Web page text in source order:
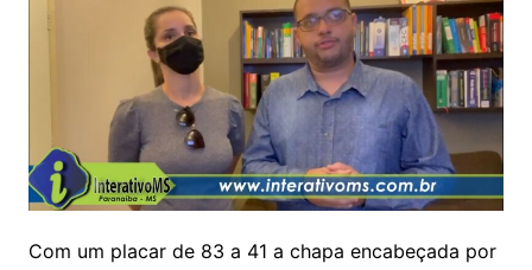
Com um placar de 83 a 41 a chapa encabeçada por